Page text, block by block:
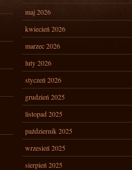
maj 2026
kwiecień 2026
marzec 2026
luty 2026
styczeń 2026
grudzień 2025
listopad 2025
październik 2025
wrzesień 2025
sierpień 2025